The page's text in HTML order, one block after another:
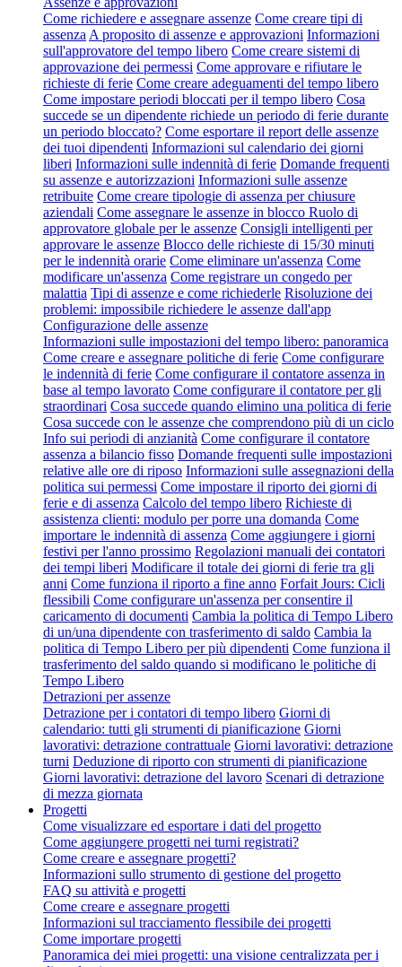
Come richiedere e assegnare assenze Come creare tipi di
assenza A proposito di assenze e approvazioni Informazioni
sull'approvatore del tempo libero Come creare sistemi di
approvazione dei permessi Come approvare e rifiutare le
richieste di ferie Come creare adeguamenti del tempo libero
Come impostare periodi bloccati per il tempo libero Cosa
succede se un dipendente richiede un periodo di ferie durante
un periodo bloccato? Come esportare il report delle assenze
dei tuoi dipendenti Informazioni sul calendario dei giorni
liberi Informazioni sulle indennità di ferie Domande frequenti
su assenze e autorizzazioni Informazioni sulle assenze
retribuite Come creare tipologie di assenza per chiusure
aziendali Come assegnare le assenze in blocco Ruolo di
approvatore globale per le assenze Consigli intelligenti per
approvare le assenze Blocco delle richieste di 15/30 minuti
per le indennità orarie Come eliminare un'assenza Come
modificare un'assenza Come registrare un congedo per
malattia Tipi di assenze e come richiederle Risoluzione dei
problemi: impossibile richiedere le assenze dall'app
Configurazione delle assenze
Informazioni sulle impostazioni del tempo libero: panoramica
Come creare e assegnare politiche di ferie Come configurare
le indennità di ferie Come configurare il contatore assenza in
base al tempo lavorato Come configurare il contatore per gli
straordinari Cosa succede quando elimino una politica di ferie
Cosa succede con le assenze che comprendono più di un ciclo
Info sui periodi di anzianità Come configurare il contatore
assenza a bilancio fisso Domande frequenti sulle impostazioni
relative alle ore di riposo Informazioni sulle assegnazioni della
politica sui permessi Come impostare il riporto dei giorni di
ferie e di assenza Calcolo del tempo libero Richieste di
assistenza clienti: modulo per porre una domanda Come
importare le indennità di assenza Come aggiungere i giorni
festivi per l'anno prossimo Regolazioni manuali dei contatori
dei tempi liberi Modificare il totale dei giorni di ferie tra gli
anni Come funziona il riporto a fine anno Forfait Jours: Cicli
flessibili Come configurare un'assenza per consentire il
caricamento di documenti Cambia la politica di Tempo Libero
di un/una dipendente con trasferimento di saldo Cambia la
politica di Tempo Libero per più dipendenti Come funziona il
trasferimento del saldo quando si modificano le politiche di
Tempo Libero
Detrazioni per assenze
Detrazione per i contatori di tempo libero Giorni di
calendario: tutti gli strumenti di pianificazione Giorni
lavorativi: detrazione contrattuale Giorni lavorativi: detrazione
turni Deduzione di riporto con strumenti di pianificazione
Giorni lavorativi: detrazione del lavoro Scenari di detrazione
di mezza giornata
Progetti
Come visualizzare ed esportare i dati del progetto
Come aggiungere progetti nei turni registrati?
Come creare e assegnare progetti?
Informazioni sullo strumento di gestione del progetto
FAQ su attività e progetti
Come creare e assegnare progetti
Informazioni sul tracciamento flessibile dei progetti
Come importare progetti
Panoramica dei miei progetti: una visione centralizzata per i